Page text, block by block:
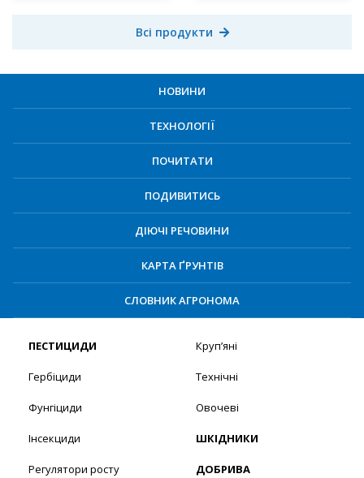
Всі продукти
НОВИНИ
ТЕХНОЛОГІЇ
ПОЧИТАТИ
ПОДИВИТИСЬ
ДІЮЧІ РЕЧОВИНИ
КАРТА ҐРУНТІВ
СЛОВНИК АГРОНОМА
ПЕСТИЦИДИ
Гербіциди
Фунгіциди
Інсекциди
Регулятори росту
Круп’яні
Технічні
Овочеві
ШКІДНИКИ
ДОБРИВА